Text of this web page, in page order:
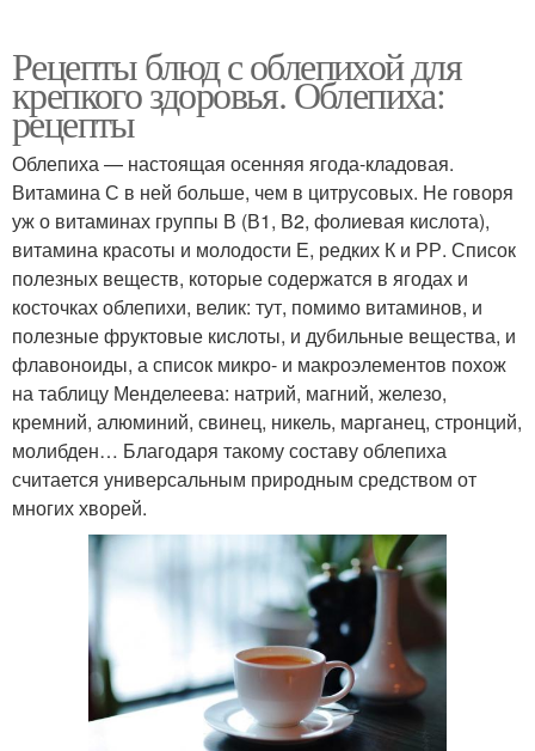
Рецепты блюд с облепихой для
крепкого здоровья. Облепиха:
рецепты
Облепиха — настоящая осенняя ягода-кладовая.
Витамина С в ней больше, чем в цитрусовых. Не говоря
уж о витаминах группы В (В1, В2, фолиевая кислота),
витамина красоты и молодости Е, редких К и РР. Список
полезных веществ, которые содержатся в ягодах и
косточках облепихи, велик: тут, помимо витаминов, и
полезные фруктовые кислоты, и дубильные вещества, и
флавоноиды, а список микро- и макроэлементов похож
на таблицу Менделеева: натрий, магний, железо,
кремний, алюминий, свинец, никель, марганец, стронций,
молибден… Благодаря такому составу облепиха
считается универсальным природным средством от
многих хворей.